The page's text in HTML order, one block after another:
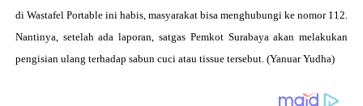
di Wastafel Portableini habis, masyarakat bisa menghubungi ke nomor 112.
Nantinya, setelah ada laporan, satgas Pemkot Surabaya akan melakukan
pengisian ulang terhadap sabun cuci atau tissue tersebut. (Yanuar Yudha)